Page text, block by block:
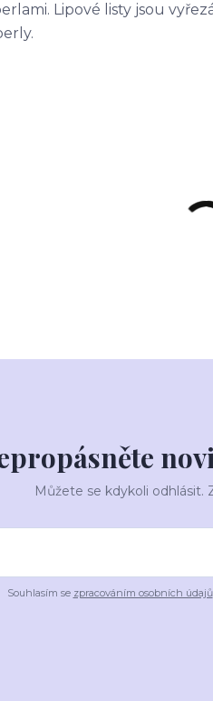
Lipové listy jsou
Můžete se kdykoli odhlásit.
Souhlasím se zpracováním osobních údajů